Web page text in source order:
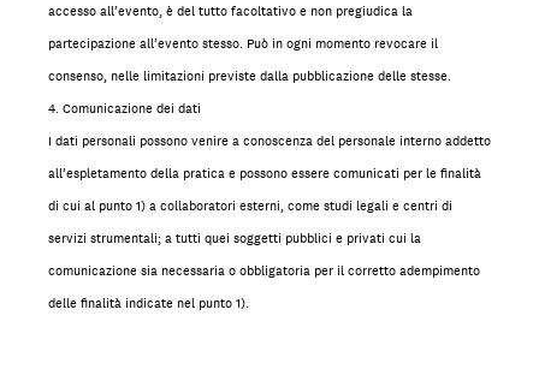
accesso all’evento, è del tutto facoltativo e non pregiudica la
partecipazione all’evento stesso. Può in ogni momento revocare il
consenso, nelle limitazioni previste dalla pubblicazione delle stesse.
4. Comunicazione dei dati
I dati personali possono venire a conoscenza del personale interno addetto
all’espletamento della pratica e possono essere comunicati per le finalità
di cui al punto 1) a collaboratori esterni, come studi legali e centri di
servizi strumentali; a tutti quei soggetti pubblici e privati cui la
comunicazione sia necessaria o obbligatoria per il corretto adempimento
delle finalità indicate nel punto 1).